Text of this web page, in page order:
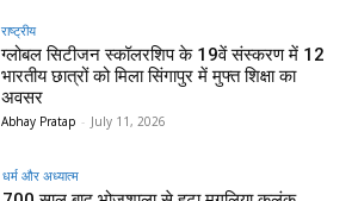
राष्ट्रीय
ग्लोबल सिटीजन स्कॉलरशिप के 19वें संस्करण में 12
भारतीय छात्रों को मिला सिंगापुर में मुफ्त शिक्षा का
अवसर
Abhay Pratap - July 11, 2026
धर्म और अध्यात्म